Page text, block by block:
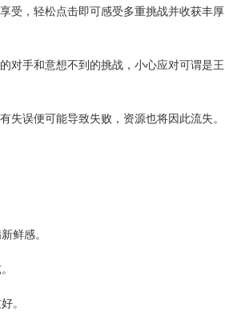
受，轻松点击即可感受多重挑战并收获丰厚
对手和意想不到的挑战，小心应对可谓是王
误便可能导致失败，资源也将因此流失。
鲜感。
。